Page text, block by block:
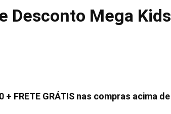
Desconto Mega Kids
FRETE GRÁTIS nas compras acima de